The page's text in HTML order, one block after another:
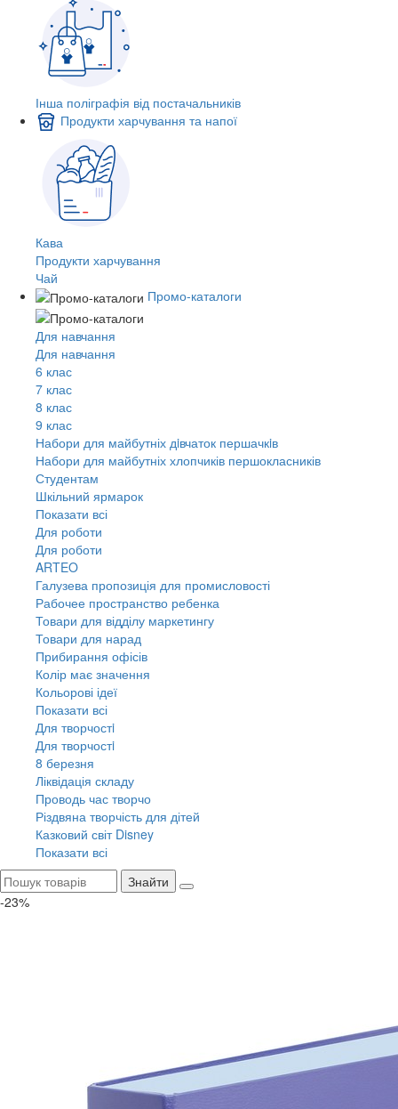
Інша поліграфія від постачальників
Продукти харчування та напої
Кава
Продукти харчування
Чай
Промо-каталоги
Для навчання
Для навчання
6 клас
7 клас
8 клас
9 клас
Набори для майбутніх дiвчаток першачкiв
Набори для майбутніх хлопчиків першокласників
Студентам
Шкільний ярмарок
Показати всі
Для роботи
Для роботи
ARTEO
Галузева пропозиція для промисловості
Рабочее пространство ребенка
Товари для відділу маркетингу
Товари для нарад
Прибирання офісів
Колір має значення
Кольорові ідеї
Показати всі
Для творчостi
Для творчостi
8 березня
Ліквідація складу
Проводь час творчо
Різдвяна творчість для дітей
Казковий світ Disney
Показати всі
Знайти
-23%